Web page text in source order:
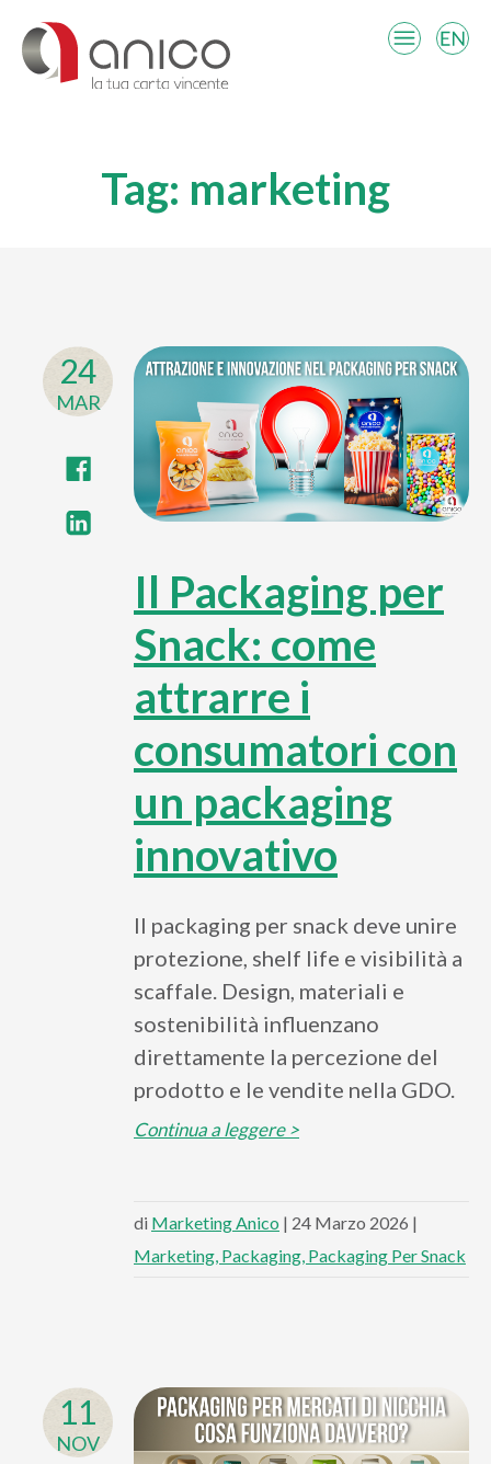
Tag: marketing
24
MAR
Il Packaging per
Snack: come
attrarre i
consumatori con
un packaging
innovativo
Il packaging per snack deve unire
protezione, shelf life e visibilità a
scaffale. Design, materiali e
sostenibilità influenzano
direttamente la percezione del
prodotto e le vendite nella GDO.
Continua a leggere >
di Marketing Anico | 24 Marzo 2026 |
Marketing Packaging Packaging Per Snack
11
NOV